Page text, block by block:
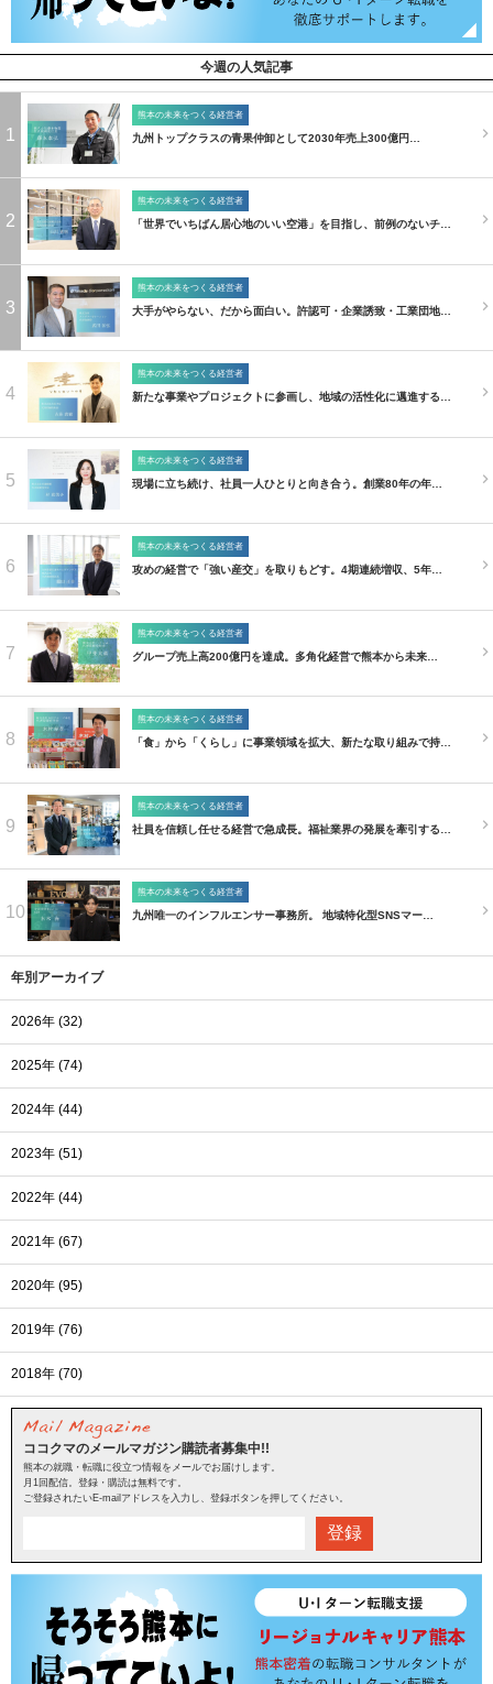
今週の人気記事
1
熊本の未来をつくる経営者
九州トップクラスの青果仲卸として2030年売上300億円…
2
熊本の未来をつくる経営者
「世界でいちばん居心地のいい空港」を目指し、前例のないチ…
3
熊本の未来をつくる経営者
大手がやらない、だから面白い。許認可・企業誘致・工業団地…
4
熊本の未来をつくる経営者
新たな事業やプロジェクトに参画し、地域の活性化に邁進する…
5
熊本の未来をつくる経営者
現場に立ち続け、社員一人ひとりと向き合う。創業80年の年…
6
熊本の未来をつくる経営者
攻めの経営で「強い産交」を取りもどす。4期連続増収、5年…
7
熊本の未来をつくる経営者
グループ売上高200億円を達成。多角化経営で熊本から未来…
8
熊本の未来をつくる経営者
「食」から「くらし」に事業領域を拡大、新たな取り組みで持…
9
熊本の未来をつくる経営者
社員を信頼し任せる経営で急成長。福祉業界の発展を牽引する…
10
熊本の未来をつくる経営者
九州唯一のインフルエンサー事務所。 地域特化型SNSマー…
年別アーカイブ
2026年 (32)
2025年 (74)
2024年 (44)
2023年 (51)
2022年 (44)
2021年 (67)
2020年 (95)
2019年 (76)
2018年 (70)
ココクマのメールマガジン購読者募集中!!
熊本の就職・転職に役立つ情報をメールでお届けします。
月1回配信。登録・購読は無料です。
ご登録されたいE-mailアドレスを入力し、登録ボタンを押してください。
登録